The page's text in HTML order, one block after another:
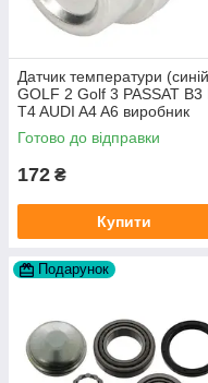
Датчик температури
GOLF 2 Golf 3 PASSAT B3
T4 AUDI A4 A6 виробник
Topran Німеччина
Готово до відправки
172 ₴
Купити
Подарунок